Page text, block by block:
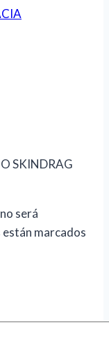
SKINDRAG
será
marcados